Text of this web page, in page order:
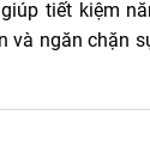
giúp tiết kiệm
ngăn chặn